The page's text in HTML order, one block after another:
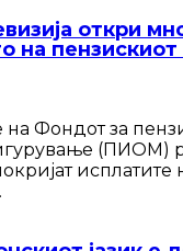
откри
на
Фондот за
(ПИОМ)
исплатите